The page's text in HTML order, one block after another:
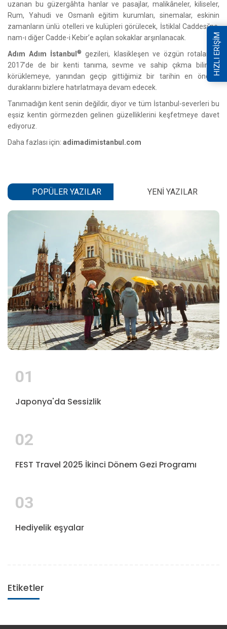
uzanan bu güzergâhta hanlar ve pasajlar, malikâneler, kiliseler,
Rum, Yahudi ve Osmanlı eğitim kurumları, sinemalar, eskinin
zamanların ünlü otelleri ve kulüpleri görülecek, İstiklal Caddesi’ne,
nam-ı diğer Cadde-i Kebir’e açılan sokaklar arşınlanacak.
Adım Adım İstanbul®
gezileri, klasikleşen ve özgün rotalarıyla
2017’de de bir kenti tanıma, sevme ve sahip çıkma bilincini
körüklemeye, yanından geçip gittiğimiz bir tarihin en önemli
duraklarını bizlere hatırlatmaya devam edecek.
Tanımadığın kent senin değildir, diyor ve tüm İstanbul-severleri bu
eşsiz kentin görmezden gelinen güzelliklerini keşfetmeye davet
ediyoruz.
Daha fazlası için: adimadimistanbul.com
POPÜLER YAZILAR YENI YAZILAR
01
Japonya'da Sessizlik
02
FEST Travel 2025 İkinci Dönem Gezi Programı
03
Hediyelik eşyalar
Etiketler
HIZLI ERİŞİM